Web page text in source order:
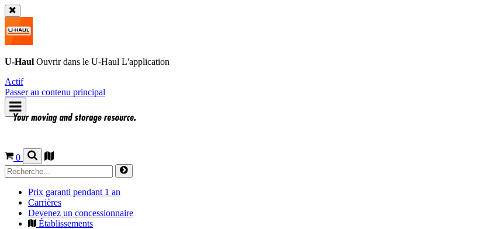
U-Haul Ouvrir dans le U-Haul L'application
Actif
Passer au contenu principal
0
Prix garanti pendant 1 an
Carrières
Devenez un concessionnaire
Établissements